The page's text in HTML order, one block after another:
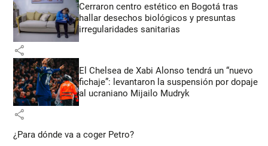
Cerraron centro estético en Bogotá tras
hallar desechos biológicos y presuntas
irregularidades sanitarias
share
El Chelsea de Xabi Alonso tendrá un “nuevo
fichaje”: levantaron la suspensión por dopaje
al ucraniano Mijailo Mudryk
share
¿Para dónde va a coger Petro?